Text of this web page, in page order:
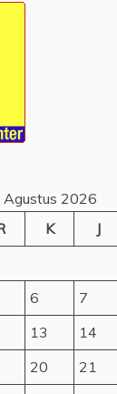
Agustus 2026
K J
6 7
13 14
20 21